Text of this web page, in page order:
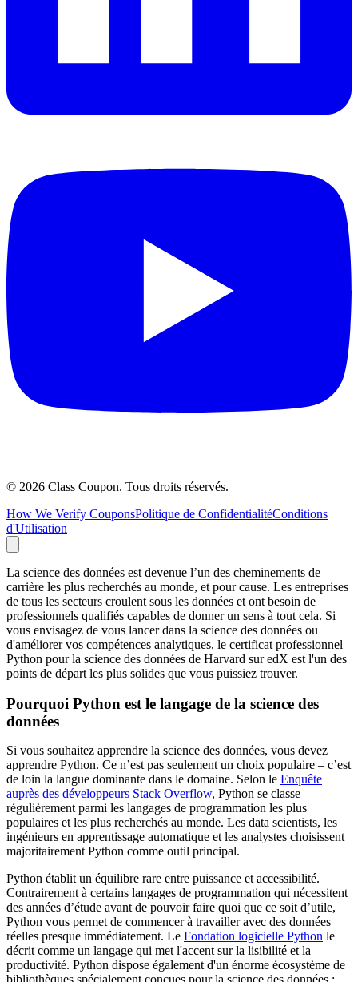
© 2026 Class Coupon. Tous droits réservés.
How We Verify CouponsPolitique de ConfidentialitéConditions
d'Utilisation
La science des données est devenue l’un des cheminements de
carrière les plus recherchés au monde, et pour cause. Les entreprises
de tous les secteurs croulent sous les données et ont besoin de
professionnels qualifiés capables de donner un sens à tout cela. Si
vous envisagez de vous lancer dans la science des données ou
d'améliorer vos compétences analytiques, le certificat professionnel
Python pour la science des données de Harvard sur edX est l'un des
points de départ les plus solides que vous puissiez trouver.
Pourquoi Python est le langage de la science des
données
Si vous souhaitez apprendre la science des données, vous devez
apprendre Python. Ce n’est pas seulement un choix populaire – c’est
de loin la langue dominante dans le domaine. Selon le Enquête
auprès des développeurs Stack Overflow, Python se classe
régulièrement parmi les langages de programmation les plus
populaires et les plus recherchés au monde. Les data scientists, les
ingénieurs en apprentissage automatique et les analystes choisissent
majoritairement Python comme outil principal.
Python établit un équilibre rare entre puissance et accessibilité.
Contrairement à certains langages de programmation qui nécessitent
des années d’étude avant de pouvoir faire quoi que ce soit d’utile,
Python vous permet de commencer à travailler avec des données
réelles presque immédiatement. Le Fondation logicielle Python le
décrit comme un langage qui met l'accent sur la lisibilité et la
productivité. Python dispose également d'un énorme écosystème de